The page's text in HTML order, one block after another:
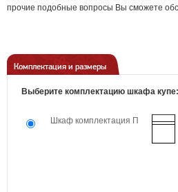
прочие подобные вопросы Вы сможете
Комплектация и размеры
Выберите комплектацию шкафа купе:
Шкаф комплектация П